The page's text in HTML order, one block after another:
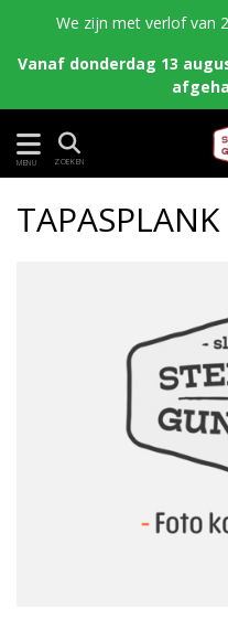
We zijn met verlof van
Vanaf donderdag 13
MENU ZOEKEN